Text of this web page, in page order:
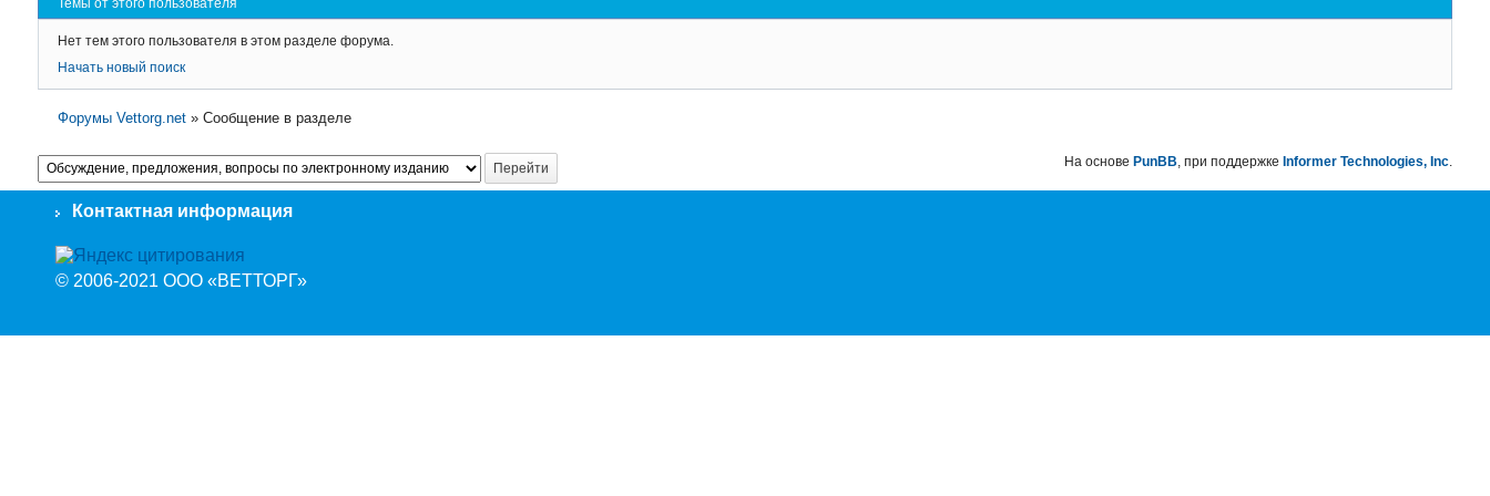
Нет тем этого пользователя в этом разделе форума.
Начать новый поиск
Форумы Vettorg.net »Сообщение в разделе
На основеPunBB , при поддержкеInformer Technologies, Inc
Контактная информация
© 2006-2021 ООО «ВЕТТОРГ»